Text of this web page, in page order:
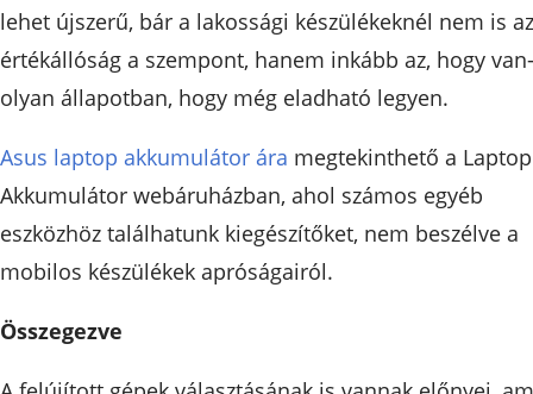
lehet újszerű, bár a lakossági készülékeknél nem is az
értékállóság a szempont, hanem inkább az, hogy
olyan állapotban, hogy még eladható legyen.
Asus laptop akkumulátor ára megtekinthető a Laptop
Akkumulátor webáruházban, ahol számos egyéb
eszközhöz találhatunk kiegészítőket, nem beszélve a
mobilos készülékek apróságairól.
Összegezve